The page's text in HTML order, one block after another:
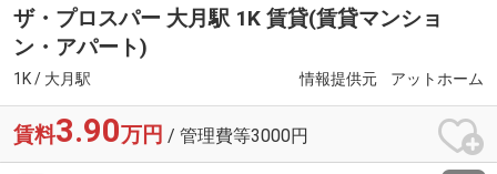
ザ・プロスパー 大月駅 1K 賃貸(賃貸マンショ
ン・アパート)
1K / 大月駅 情報提供元 アットホーム
賃料3.90万円 / 管理費等3000円